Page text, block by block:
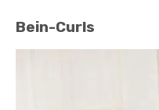
Bein-Curls